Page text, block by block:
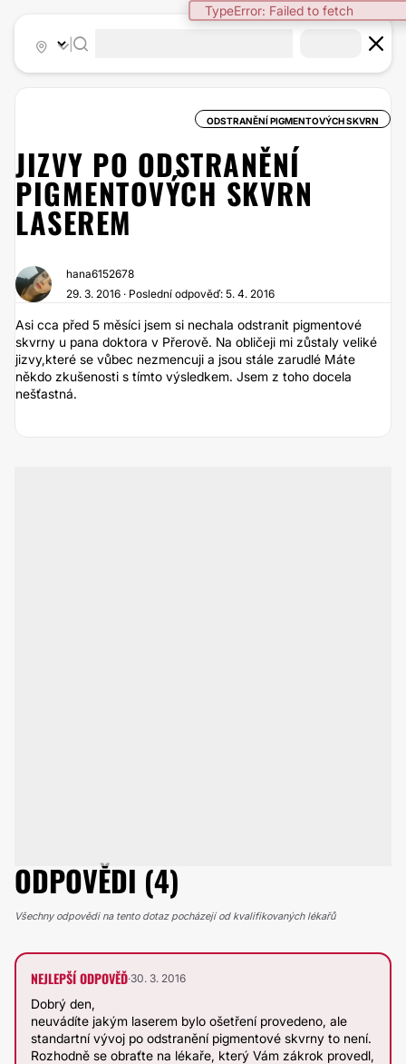
TypeError: Failed to fetch
ODSTRANĚNÍ PIGMENTOVÝCH SKVRN
JIZVY PO ODSTRANĚNÍ
PIGMENTOVÝCH SKVRN
LASEREM
hana6152678
29. 3. 2016 · Poslední odpověď: 5. 4. 2016
Asi cca před 5 měsíci jsem si nechala odstranit pigmentové
skvrny u pana doktora v Přerově. Na obličeji mi zůstaly veliké
jizvy,které se vůbec nezmencuji a jsou stále zarudlé Máte
někdo zkušenosti s tímto výsledkem. Jsem z toho docela
nešťastná.
ODPOVĚDI (4)
Všechny odpovědi na tento dotaz pocházejí od kvalifikovaných lékařů
NEJLEPŠÍ ODPOVĚĎ·30. 3. 2016
Dobrý den,
neuvádíte jakým laserem bylo ošetření provedeno, ale
standartní vývoj po odstranění pigmentové skvrny to není.
Rozhodně se obraťte na lékaře, který Vám zákrok provedl,